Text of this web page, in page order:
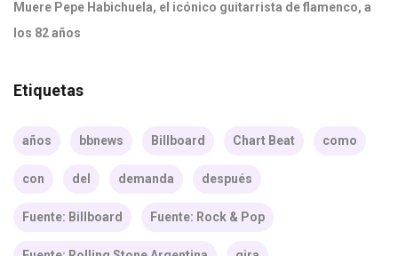
Muere Pepe Habichuela, el icónico guitarrista de flamenco, a
los 82 años
Etiquetas
años bbnews Billboard Chart Beat como
con del demanda después
Fuente: Billboard Fuente: Rock & Pop